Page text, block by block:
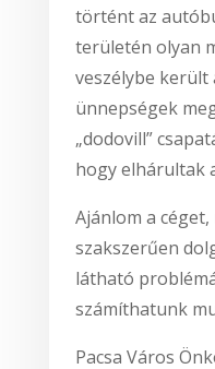
történt az
területén olyan
veszélybe került
ünnepségek
„dodovill”
hogy elhárultak
Ajánlom a
szakszerűen
látható
számíthatunk
Pacsa Város